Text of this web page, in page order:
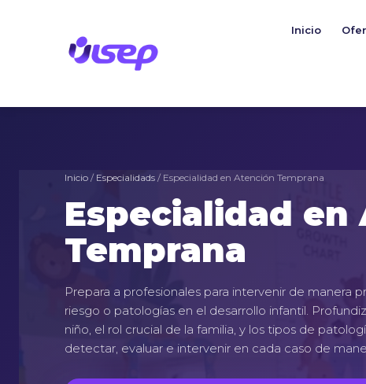
Inicio
Inicio / Especialidads / Especialidad en Atención Temprana
Especialidad en
Temprana
Prepara a profesionales para intervenir de manera
riesgo o patologías en el desarrollo infantil.
niño, el rol crucial de la familia, y los tipos de
detectar, evaluar e intervenir en cada caso de